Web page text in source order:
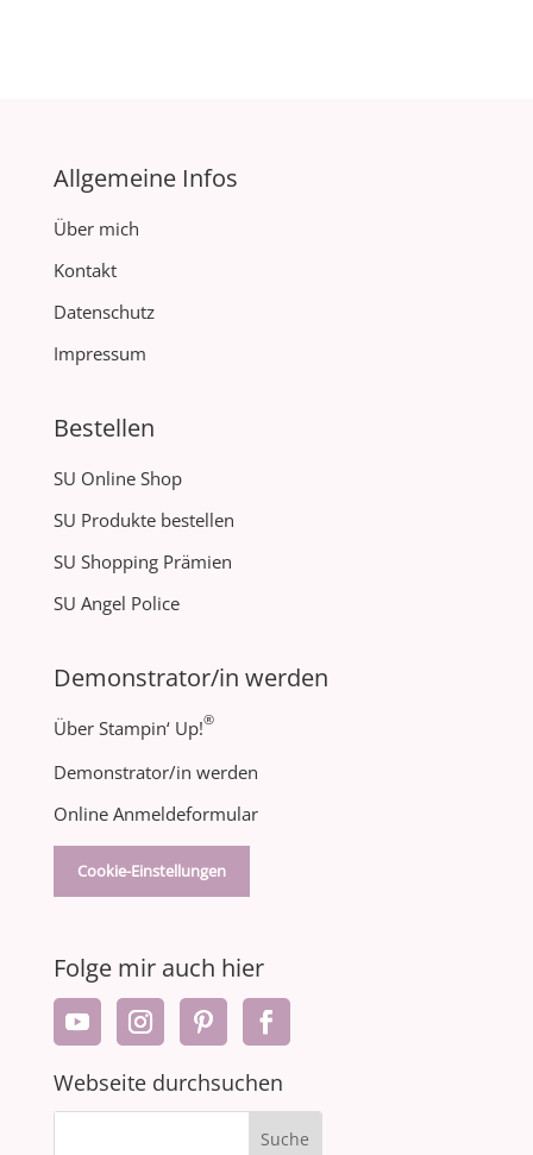
Allgemeine Infos
Über mich
Kontakt
Datenschutz
Impressum
Bestellen
SU Online Shop
SU Produkte bestellen
SU Shopping Prämien
SU Angel Police
Demonstrator/in werden
Über Stampin‘ Up!®
Demonstrator/in werden
Online Anmeldeformular
Cookie-Einstellungen
Folge mir auch hier
Webseite durchsuchen